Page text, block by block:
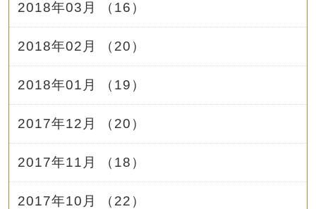
2018年03月 （16）
2018年02月 （20）
2018年01月 （19）
2017年12月 （20）
2017年11月 （18）
2017年10月 （22）